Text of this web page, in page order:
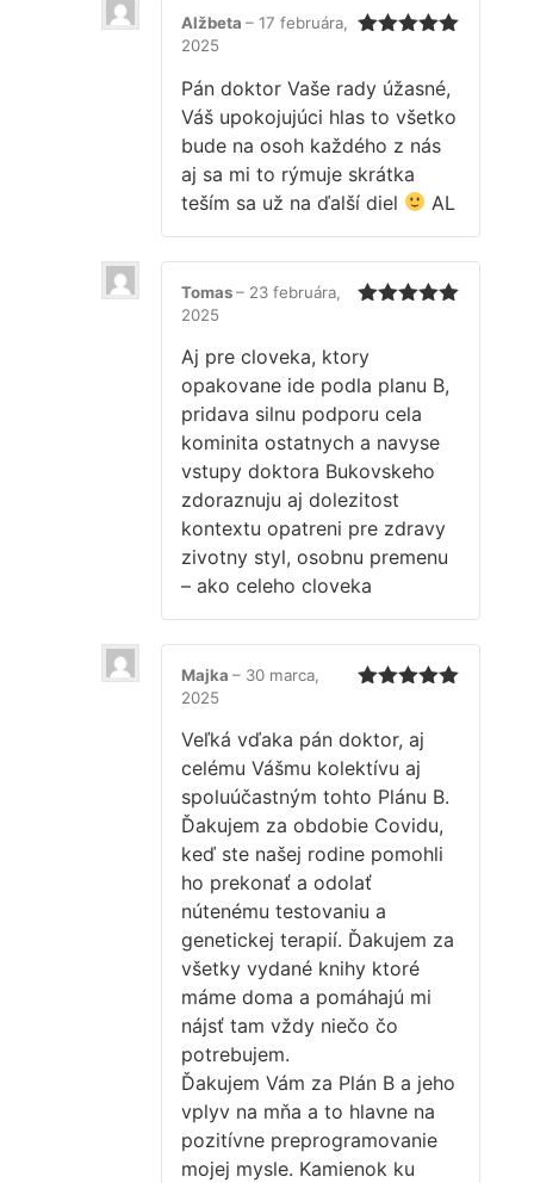
Alžbeta – 17 februára,
2025
Pán doktor Vaše rady úžasné,
Váš upokojujúci hlas to všetko
bude na osoh každého z nás
aj sa mi to rýmuje skrátka
teším sa už na ďalší diel
AL
Tomas– 23 februára,
2025
Aj pre cloveka, ktory
opakovane ide podla planu B,
pridava silnu podporu cela
kominita ostatnych a navyse
vstupy doktora Bukovskeho
zdoraznuju aj dolezitost
kontextu opatreni pre zdravy
zivotny styl, osobnu premenu
– ako celeho cloveka
Majka – 30 marca,
2025
Veľká vďaka pán doktor, aj
celému Vášmu kolektívu aj
spoluúčastným tohto Plánu B.
Ďakujem za obdobie Covidu,
keď ste našej rodine pomohli
ho prekonať a odolať
nútenému testovaniu a
genetickej terapií. Ďakujem za
všetky vydané knihy ktoré
máme doma a pomáhajú mi
nájsť tam vždy niečo čo
potrebujem.
Ďakujem Vám za Plán B a jeho
vplyv na mňa a to hlavne na
pozitívne preprogramovanie
mojej mysle. Kamienok ku